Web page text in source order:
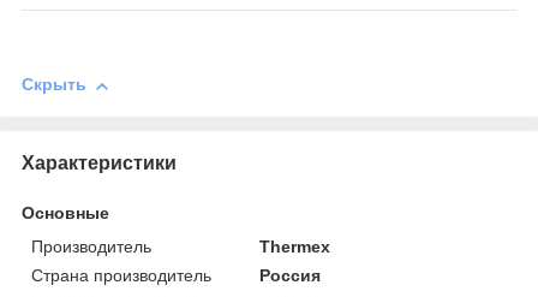
Скрыть
Характеристики
Основные
Производитель
Thermex
Страна производитель
Россия